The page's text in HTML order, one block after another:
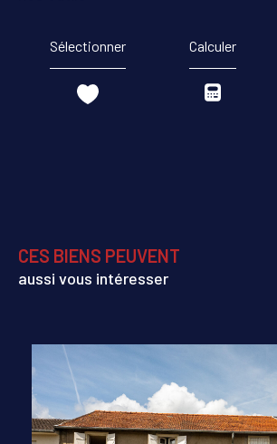
Sélectionner Calculer
CES BIENS PEUVENT
aussi vous intéresser